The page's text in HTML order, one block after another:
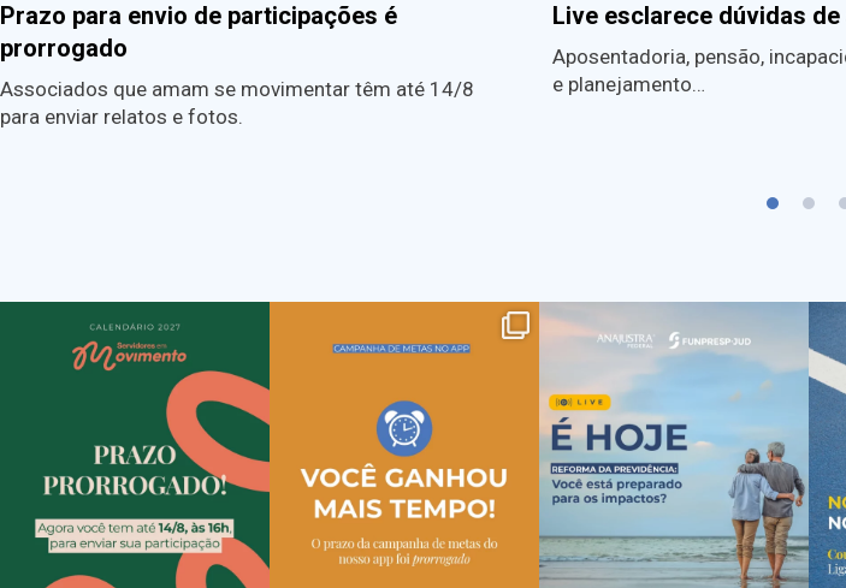
Prazo para envio de participações é
prorrogado
Associados que amam se movimentar têm até 14/8
para enviar relatos e fotos.
Live esclarece dúvidas
Aposentadoria, pensão,
e planejamento…